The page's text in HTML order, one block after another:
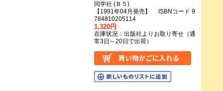
同学社 (Ｂ５)
【1991年04月発売】 ISBNコード 9
784810205114
1,320円
在庫状況：出版社よりお取り寄せ（通
常3日～20日で出荷）